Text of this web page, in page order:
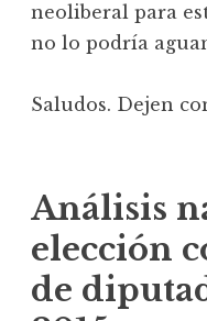
neoliberal para
no lo podría
Saludos. Dejen
Análisis
elección
de